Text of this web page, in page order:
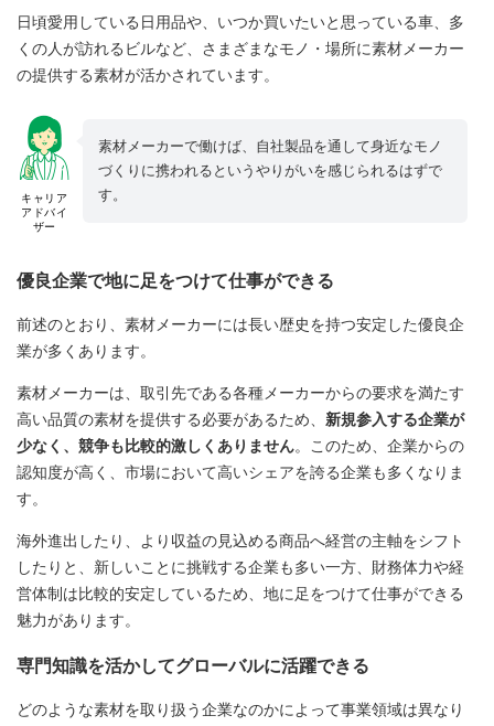
日頃愛用している日用品や、いつか買いたいと思っている車、多
くの人が訪れるビルなど、さまざまなモノ・場所に素材メーカー
の提供する素材が活かされています。
キャリア
アドバイ
ザー
素材メーカーで働けば、自社製品を通して身近なモノ
づくりに携われるというやりがいを感じられるはずで
す。
優良企業で地に足をつけて仕事ができる
前述のとおり、素材メーカーには長い歴史を持つ安定した優良企
業が多くあります。
素材メーカーは、取引先である各種メーカーからの要求を満たす
高い品質の素材を提供する必要があるため、 新規参入する企業が
少なく、競争も比較的激しくありません。このため、企業からの
認知度が高く、市場において高いシェアを誇る企業も多くなりま
す。
海外進出したり、より収益の見込める商品へ経営の主軸をシフト
したりと、新しいことに挑戦する企業も多い一方、財務体力や経
営体制は比較的安定しているため、地に足をつけて仕事ができる
魅力があります。
専門知識を活かしてグローバルに活躍できる
どのような素材を取り扱う企業なのかによって事業領域は異なり